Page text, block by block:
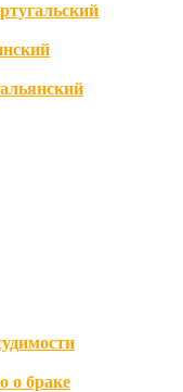
о браке